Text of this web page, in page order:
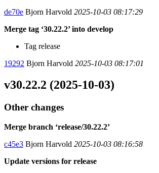
de70e Bjorn Harvold 2025-10-03 08:17:29
Merge tag ‘30.22.2’ into develop
Tag release
19292 Bjorn Harvold 2025-10-03 08:17:01
v30.22.2 (2025-10-03)
Other changes
Merge branch ‘release/30.22.2’
c45e3 Bjorn Harvold 2025-10-03 08:16:58
Update versions for release